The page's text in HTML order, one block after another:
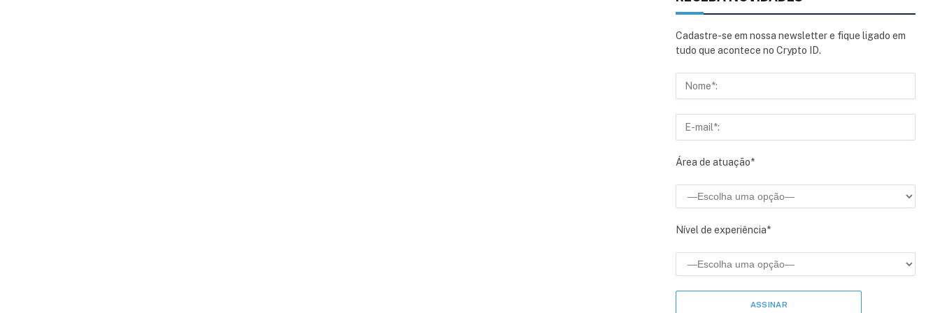
Cadastre-se em nossa newsletter e fique ligado em
tudo que acontece no Crypto ID.
Área de atuação*
Nível de experiência*